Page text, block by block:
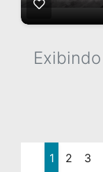
Exibindo
1 2 3